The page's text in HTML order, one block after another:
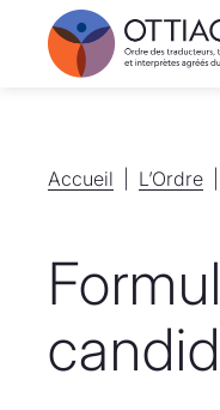
Accueil
Accueil L’Ordre
L’Ordre